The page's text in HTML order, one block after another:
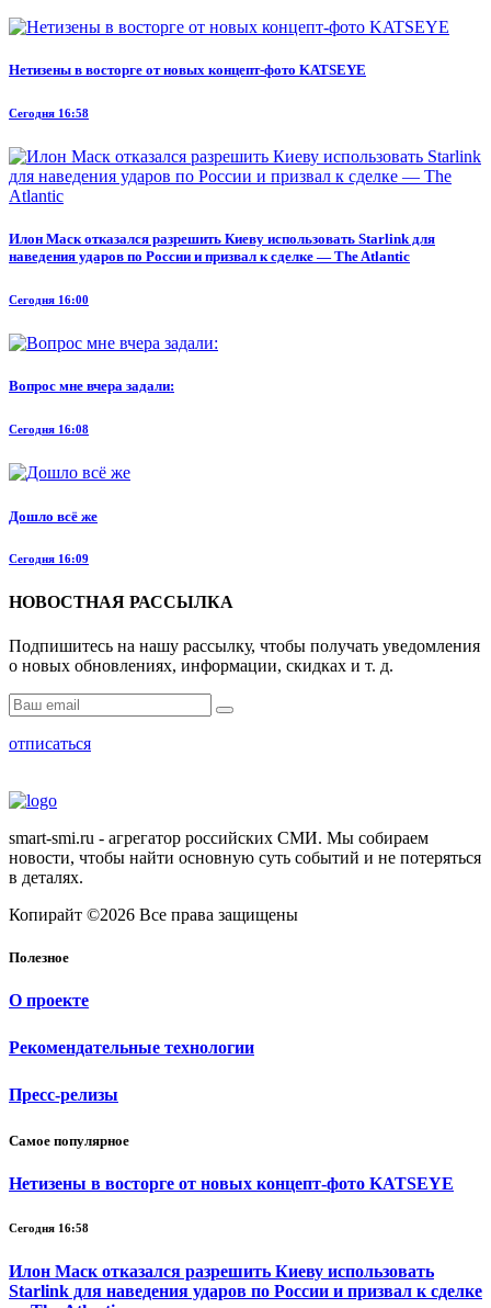
Нетизены в восторге от новых концепт-фото KATSEYE
Сегодня 16:58
Илон Маск отказался разрешить Киеву использовать Starlink для
наведения ударов по России и призвал к сделке — The Atlantic
Сегодня 16:00
Вопрос мне вчера задали:
Сегодня 16:08
Дошло всё же
Сегодня 16:09
НОВОСТНАЯ РАССЫЛКА
Подпишитесь на нашу рассылку, чтобы получать уведомления
о новых обновлениях, информации, скидках и т. д.
отписаться
smart-smi.ru - агрегатор российских СМИ. Мы собираем
новости, чтобы найти основную суть событий и не потеряться
в деталях.
Копирайт ©2026 Все права защищены
Полезное
О проекте
Рекомендательные технологии
Пресс-релизы
Самое популярное
Нетизены в восторге от новых концепт-фото KATSEYE
Сегодня 16:58
Илон Маск отказался разрешить Киеву использовать
Starlink для наведения ударов по России и призвал к сделке